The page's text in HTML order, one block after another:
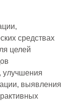
средствах
целей
улучшения
выявления